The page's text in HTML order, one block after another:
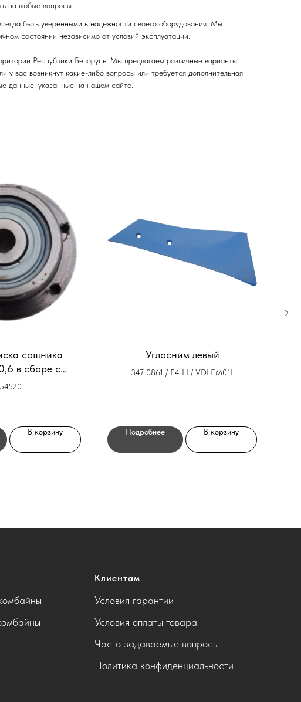
на любые вопросы.
быть уверенными в надежности своего оборудования. Мы
состоянии независимо от условий эксплуатации.
Республики Беларусь. Мы предлагаем различные варианты
у вас возникнут какие-либо вопросы или требуется дополнительная
данные, указанные на нашем сайте.
сошника
в сборе с
В корзину
Углосним левый
347 0861 / E4 LI / VDLEM01L
Подробнее В корзину
Клиентам
Условия гарантии
Условия оплаты товара
Часто задаваемые вопросы
Политика конфиденциальности